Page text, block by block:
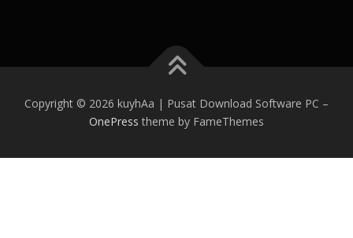
Copyright © 2026 kuyhAa | Pusat Download Software PC –
OnePress theme by FameThemes